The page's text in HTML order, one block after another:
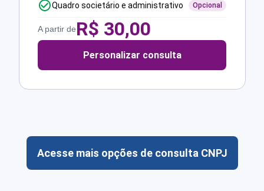
Quadro societário e administrativo Opcional
A partir deR$ 30,00
Personalizar consulta
Acesse mais opções de consulta CNPJ